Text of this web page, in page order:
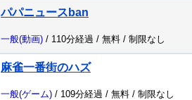
パパニュースban
一般(動画) / 110分経過 / 無料 / 制限なし
麻雀一番街のハズ
一般(ゲーム) / 109分経過 / 無料 / 制限なし